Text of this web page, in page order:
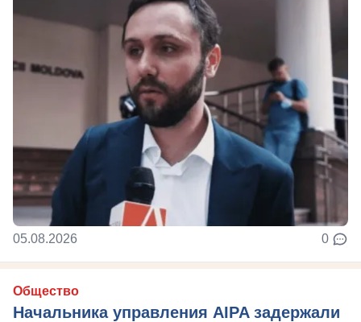
05.08.2026 0
Общество
Начальника управления AIPA задержали